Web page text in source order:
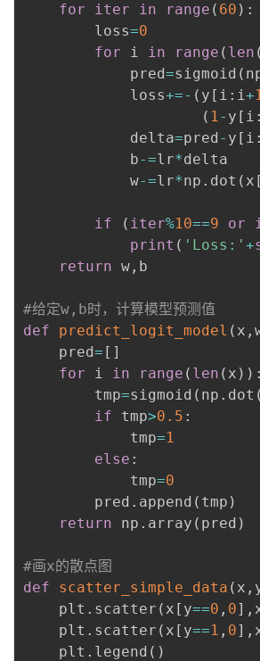
for
iter in range ( 60 ) :
        loss
=0
for i in range ( len (
            pred
=sigmoid (
            loss
+=- ( y [ i : i+
( 1- y [ i :
            delta
=pred - y [ i :
            b
-=lr*delta
            w
-=lr*np . dot ( x [
if ( iter%10==9 or
print ( 'Loss:' +
return w , b
#给定w,b时，计算模型预测值
def
predict_logit_model ( x ,
    pred
= [ ]
for i in range ( len ( x ) ) :
        tmp
=sigmoid ( np . dot (
if tmp>0.5 :
            tmp
=1
else :
            tmp
=0
        pred
. append ( tmp )
return np . array ( pred )
#画x的散点图
def
scatter_simple_data ( x ,
    plt
. scatter ( x [ y==0 , 0] ,
    plt
. scatter ( x [ y==1 , 0] ,
    plt
. legend ( )